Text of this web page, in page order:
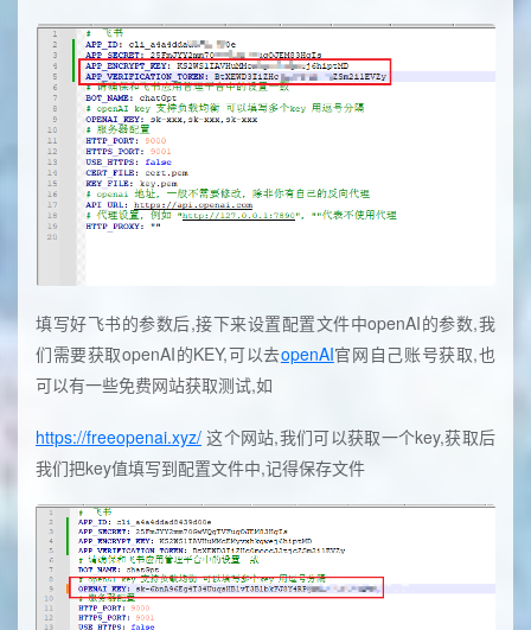
填写好飞书的参数后,接下来设置配置文件中openAI的参数,我
们需要获取openAI的KEY,可以去openAI官网自己账号获取,也
可以有一些免费网站获取测试,如
https://freeopenai.xyz/ 这个网站,我们可以获取一个key,获取后
我们把key值填写到配置文件中,记得保存文件